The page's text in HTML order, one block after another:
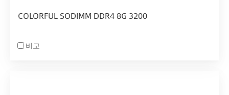
COLORFUL SODIMM DDR4 8G 3200
비교